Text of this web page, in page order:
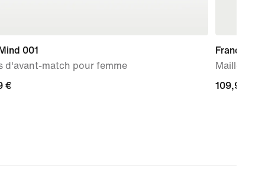
001
d'avant-match pour femme
€
€
France
Maillot de
109,99 €
109,99 €